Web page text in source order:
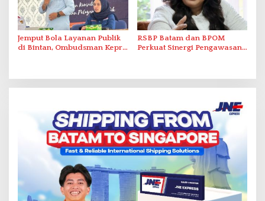
Jemput Bola Layanan Publik
di Bintan, Ombudsman Kepri
RSBP Batam dan BPOM
Perkuat Sinergi Pengawasan